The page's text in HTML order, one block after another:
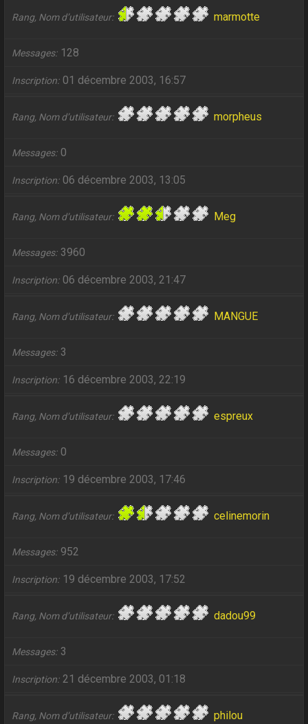
Rang, Nom d’utilisateur marmotte
Messages 128
Inscription 01 décembre 2003, 16:57
Rang, Nom d’utilisateur morpheus
Messages 0
Inscription 06 décembre 2003, 13:05
Rang, Nom d’utilisateur Meg
Messages 3960
Inscription 06 décembre 2003, 21:47
Rang, Nom d’utilisateur MANGUE
Messages 3
Inscription 16 décembre 2003, 22:19
Rang, Nom d’utilisateur espreux
Messages 0
Inscription 19 décembre 2003, 17:46
Rang, Nom d’utilisateur celinemorin
Messages 952
Inscription 19 décembre 2003, 17:52
Rang, Nom d’utilisateur dadou99
Messages 3
Inscription 21 décembre 2003, 01:18
Rang, Nom d’utilisateur philou